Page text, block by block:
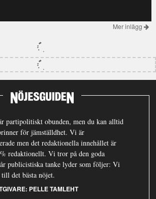
Mer inlägg
partipolitiskt obunden, men du kan alltid
för jämställdhet. Vi är
men det redaktionella innehållet är
redaktionellt. Vi tror på den goda
publicistiska tanke lyder som följer: Vi
det bästa nöjet.
PELLE TAMLEHT